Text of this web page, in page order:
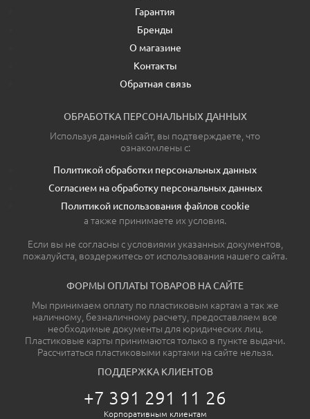
Гарантия
Бренды
О магазине
Контакты
Обратная связь
ОБРАБОТКА ПЕРСОНАЛЬНЫХ ДАННЫХ
Используя данный сайт, вы подтверждаете, что
ознакомлены с:
Политикой обработки персональных данных
Согласием на обработку персональных данных
Политикой использования файлов cookie
а также принимаете их условия.
Если вы не согласны с условиями указанных документов,
пожалуйста, воздержитесь от использования нашего сайта.
ФОРМЫ ОПЛАТЫ ТОВАРОВ НА САЙТЕ
Мы принимаем оплату по пластиковым картам а так же
наличному, безналичному расчету, предоставляем все
необходимые документы для юридических лиц.
Пластиковые карты принимаются только в пункте выдачи.
Рассчитаться пластиковыми картами на сайте нельзя.
ПОДДЕРЖКА КЛИЕНТОВ
+7 391 291 11 26
Корпоративным клиентам